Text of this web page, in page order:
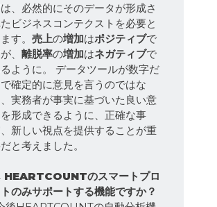
、必然的にそのデータが形成さ
ビジネスコンテクストを必要と
ます。売上の増加はポジティブで
、離脱率の増加はネガティブで
ように。 データツールが数字だ
確定的に意見を言うのではな
、実務者が事実に基づいた良い意
を形成できるように、正確な事
新しい視点を提供することが重
と考えました。
HEARTCOUNTのスマートプロ
のみサポートする機能ですか？